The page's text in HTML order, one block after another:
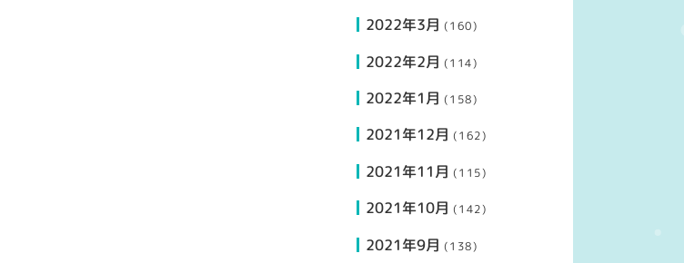
2022年3月 (160)
2022年2月 (114)
2022年1月 (158)
2021年12月 (162)
2021年11月 (115)
2021年10月 (142)
2021年9月 (138)